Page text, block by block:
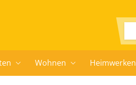
Wohnen Heimwerken